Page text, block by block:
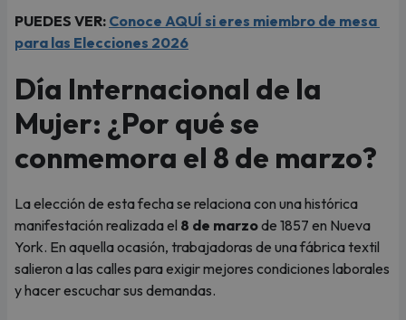
PUEDES VER: Conoce AQUÍ si eres miembro de mesa
para las Elecciones 2026
Día Internacional de la
Mujer: ¿Por qué se
conmemora el 8 de marzo?
La elección de esta fecha se relaciona con una histórica
manifestación realizada el 8 de marzode 1857 en Nueva
York. En aquella ocasión, trabajadoras de una fábrica textil
salieron a las calles para exigir mejores condiciones laborales
y hacer escuchar sus demandas.